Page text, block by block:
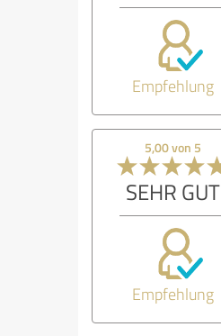
Empfehlung
5,00 von 5
SEHR GUT
Empfehlung